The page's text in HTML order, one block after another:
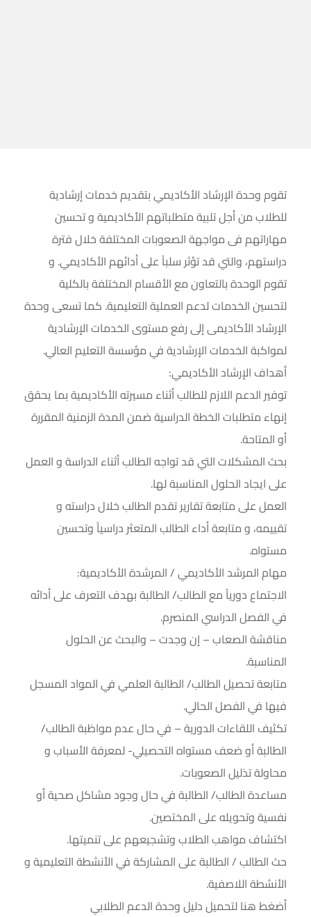
تقوم وحدة الإرشاد الأكاديمي بتقديم خدمات إرشادية
للطلاب من أجل تلبية متطلباتهم الأكاديمية و تحسين
مهاراتهم فى مواجهة الصعوبات المختلفة خلال فترة
دراستهم، والتي قد تؤثر سلباً على أدائهم الأكاديمي. و
تقوم الوحدة بالتعاون مع الأقسام المختلفة بالكلية
لتحسين الخدمات لدعم العملية التعليمية. كما تسعى وحدة
الإرشاد الأكاديمى إلى رفع مستوى الخدمات الإرشادية
لمواكبة الخدمات الإرشادية في مؤسسة التعليم العالي.
أهداف الإرشاد الأكاديمي:
توفير الدعم اللازم للطالب أثناء مسيرته الأكاديمية بما يحقق
إنهاء متطلبات الخطة الدراسية ضمن المدة الزمنية المقررة
أو المتاحة.
بحث المشكلات التي قد تواجه الطالب أثناء الدراسة و العمل
على ايجاد الحلول المناسبة لها.
العمل على متابعة تقارير تقدم الطالب خلال دراسته و
تقييمه، و متابعة أداء الطالب المتعثر دراسياً وتحسين
مستواه.
مهام المرشد الأكاديمي / المرشدة الأكاديمية:
الاجتماع دورياً مع الطالب/ الطالبة بهدف التعرف على أدائه
في الفصل الدراسي المنصرم.
مناقشة الصعاب – إن وجدت – والبحث عن الحلول
المناسبة.
متابعة تحصيل الطالب/ الطالبة العلمي في المواد المسجل
فيها في الفصل الحالي.
تكثيف اللقاءات الدورية – في حال عدم مواظبة الطالب/
الطالبة أو ضعف مستواه التحصيلي- لمعرفة الأسباب و
محاولة تذليل الصعوبات.
مساعدة الطالب/ الطالبة في حال وجود مشاكل صحية أو
نفسية وتحويله على المختصين.
اكتشاف مواهب الطلاب وتشجيعهم على تنميتها.
حث الطالب / الطالبة على المشاركة في الأنشطة التعليمية و
الأنشطة اللاصفية.
أضغط هنا لتحميل دليل وحدة الدعم الطلابي